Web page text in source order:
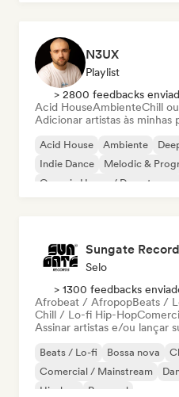
N3UX
Playlist
> 2800 feedbacks
Acid HouseAmbienteChill
Adicionar artistas às minhas
Acid House Ambiente
Indie Dance
Melodic &
Organic House / Downtempo
Sungate
Selo
> 1300 feedbacks
Afrobeat / AfropopBeats /
Chill / Lo-fi Hip-Hop
Assinar artistas e/ou lançar
Beats / Lo-fi Bossa nova
Comercial / Mainstream
Hip-hop
Pop soul